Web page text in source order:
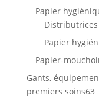
Papier
Papier
Papier-
Gants,
premiers soins6363